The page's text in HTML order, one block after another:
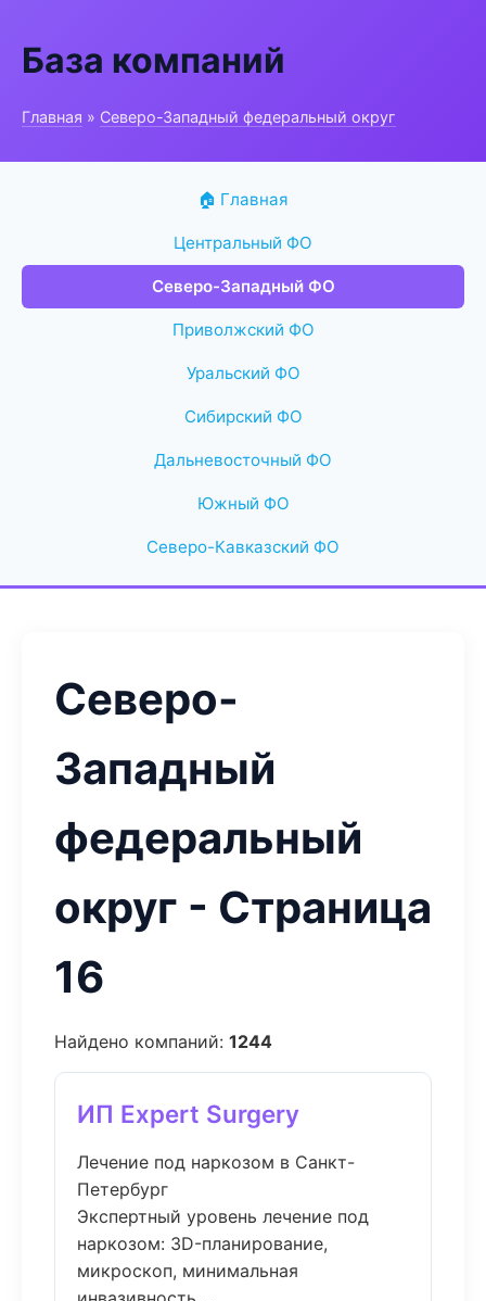
База компаний
Главная » Северо-Западный федеральный округ
🏠 Главная
Центральный ФО
Северо-Западный ФО
Приволжский ФО
Уральский ФО
Сибирский ФО
Дальневосточный ФО
Южный ФО
Северо-Кавказский ФО
Северо-
Западный
федеральный
округ - Страница
16
Найдено компаний: 1244
ИП Expert Surgery
Лечение под наркозом в Санкт-
Петербург
Экспертный уровень лечение под
наркозом: 3D-планирование,
микроскоп, минимальная